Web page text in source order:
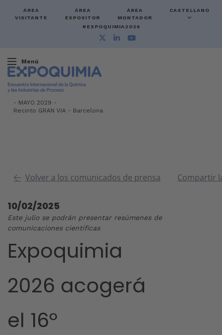
ÁREA
VISITANTE
ÁREA
EXPOSITOR
ÁREA
MONTADOR
CASTELLANO
#EXPOQUIMIA2026
Menú
- MAYO 2029 -
Recinto GRAN VIA - Barcelona
Volver a los comunicados de prensa Compartir
10/02/2025
Este julio se podrán presentar resúmenes de
comunicaciones científicas
Expoquimia
2026 acogerá
el 16º